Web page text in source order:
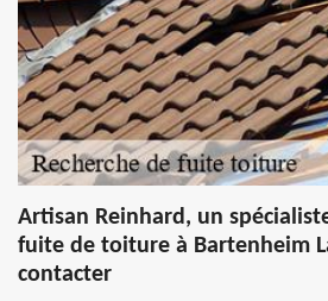
Artisan Reinhard, un
fuite de toiture à Bartenheim
contacter